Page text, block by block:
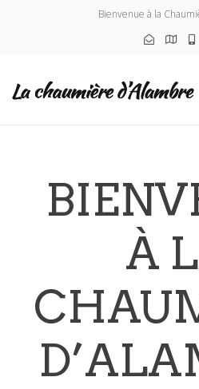
Bienvenue à la
À